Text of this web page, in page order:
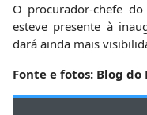
O procurador-chefe
esteve presente à
dará ainda mais
Fonte e fotos: Blog do